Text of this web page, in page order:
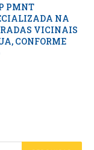
PMNT
NA
VICINAIS
CONFORME